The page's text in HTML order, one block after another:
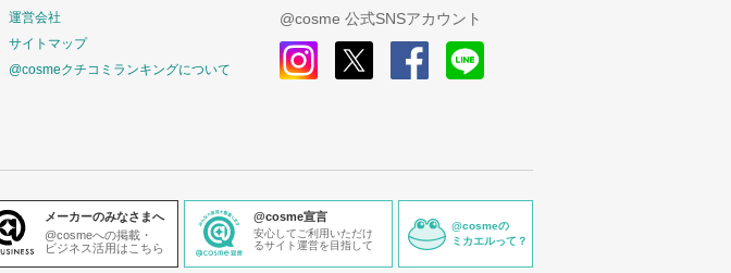
運営会社
サイトマップ
@cosmeクチコミランキングについて
@cosme 公式SNSアカウント
メーカーのみなさまへ
@cosmeへの掲載・
ビジネス活用はこちら
@cosme宣言
安心してご利用いただけ
るサイト運営を目指して
@cosmeの
ミカエルって？